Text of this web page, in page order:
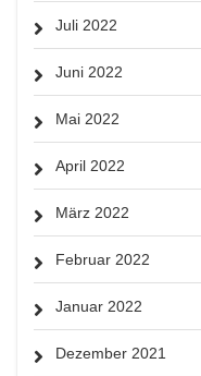
Juli 2022
Juni 2022
Mai 2022
April 2022
März 2022
Februar 2022
Januar 2022
Dezember 2021